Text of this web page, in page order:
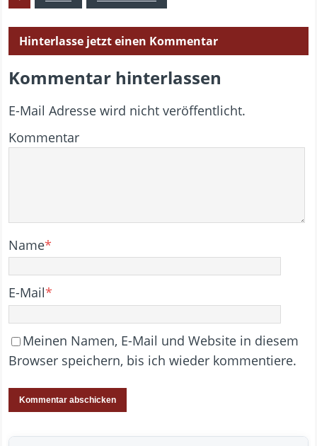
Hinterlasse jetzt einen Kommentar
Kommentar hinterlassen
E-Mail Adresse wird nicht veröffentlicht.
Kommentar
Name*
E-Mail*
Meinen Namen, E-Mail und Website in diesem
Browser speichern, bis ich wieder kommentiere.